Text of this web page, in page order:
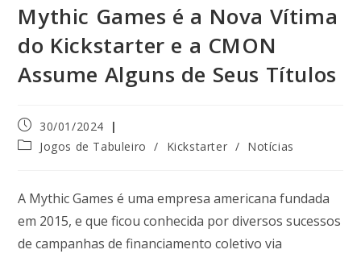
Mythic Games é a Nova Vítima
do Kickstarter e a CMON
Assume Alguns de Seus Títulos
30/01/2024
Jogos de Tabuleiro
/ Kickstarter / Notícias
A Mythic Games é uma empresa americana fundada
em 2015, e que ficou conhecida por diversos sucessos
de campanhas de financiamento coletivo via